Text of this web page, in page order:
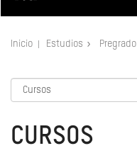
Inicio Estudios Pregrado
CURSOS